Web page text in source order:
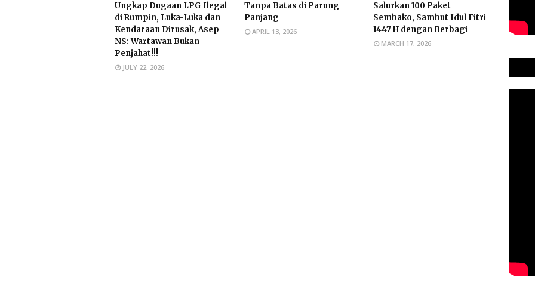
Ungkap Dugaan LPG Ilegal
di Rumpin, Luka-Luka dan
Kendaraan Dirusak, Asep
NS: Wartawan Bukan
Penjahat!!!
JULY 22, 2026
Tanpa Batas di Parung
Panjang
APRIL 13, 2026
Salurkan 100 Paket
Sembako, Sambut Idul Fitri
1447 H dengan Berbagi
MARCH 17, 2026